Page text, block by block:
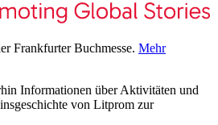
Frankfurter Buchmesse. Mehr
Informationen über Aktivitäten und
von Litprom zur